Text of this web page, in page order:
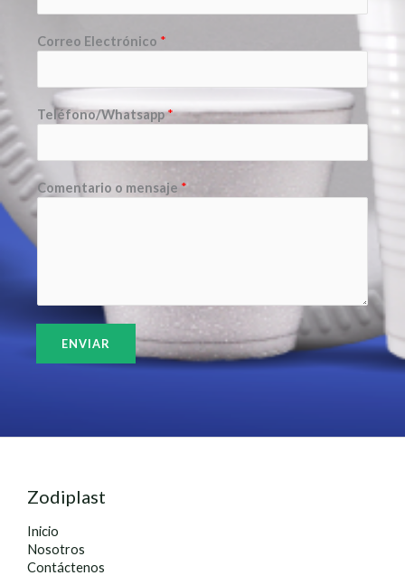
Correo Electrónico *
Teléfono/Whatsapp*
Comentario o mensaje *
ENVIAR
Zodiplast
Inicio
Nosotros
Contáctenos